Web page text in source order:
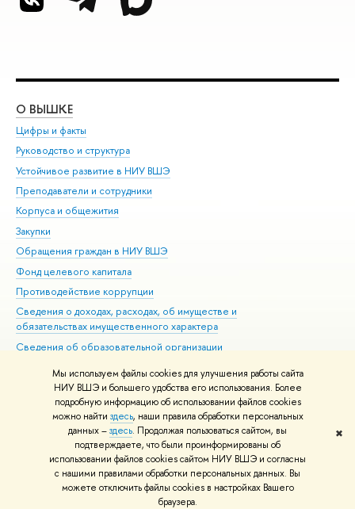
Мы используем файлы cookies для улучшения работы сайта
НИУ ВШЭ и большего удобства его использования. Более
подробную информацию об использовании файлов cookies
можно найти здесь, наши правила обработки персональных
данных –здесь. Продолжая пользоваться сайтом, вы
подтверждаете, что были проинформированы об
использовании файлов cookies сайтом НИУ ВШЭ и согласны
с нашими правилами обработки персональных данных. Вы
можете отключить файлы cookies в настройках Вашего
браузера.
✖
О ВЫШКЕ
Цифры и факты
Руководство и структура
Устойчивое развитие в НИУ ВШЭ
Преподаватели и сотрудники
Корпуса и общежития
Закупки
Обращения граждан в НИУ ВШЭ
Фонд целевого капитала
Противодействие коррупции
Сведения о доходах, расходах, об имуществе и
обязательствах имущественного характера
Сведения об образовательной организации
Людям с ограниченными возможностями здоровья
Единая платежная страница
Работа в Вышке
© НИУ ВШЭ 1993–2026 Адреса и контакты Условия использования
материалов Политика конфиденциальности Карта сайта
Шрифты HSE Sans и HSE Slab разработаны вШколе дизайна НИУ ВШЭ